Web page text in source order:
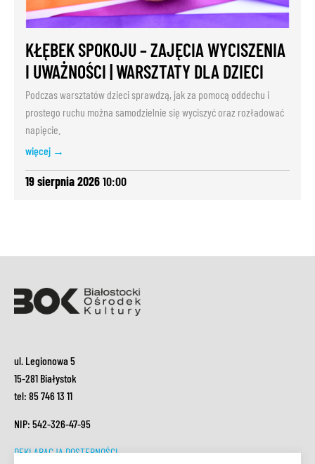
KŁĘBEK SPOKOJU – ZAJĘCIA WYCISZENIA
I UWAŻNOŚCI | WARSZTATY DLA DZIECI
Podczas warsztatów dzieci sprawdzą, jak za pomocą oddechu i
prostego ruchu można samodzielnie się wyciszyć oraz rozładować
napięcie.
więcej →
19 sierpnia 202610:00
ul. Legionowa 5
15-281 Białystok
tel: 85 746 13 11
NIP: 542-326-47-95
DEKLARACJA DOSTĘPNOŚCI